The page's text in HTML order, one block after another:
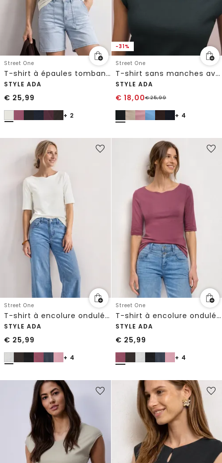
Street One
T-shirt à épaules tombantes avec découpe
STYLE ADA
€ 25,99
+ 2
-31%
Street One
T-shirt sans manches avec encolure en diamant
STYLE ADA
€ 18,00€25,99
+ 4
Street One
T-shirt à encolure ondulée, couleur unie
STYLE ADA
€ 25,99
+ 4
Street One
T-shirt à encolure ondulée, couleur unie
STYLE ADA
€ 25,99
+ 4